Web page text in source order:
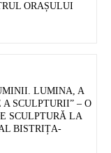
ORAȘULUI
LUMINA, A
A SCULPTURII” – O
SCULPTURĂ LA
BISTRIȚA-